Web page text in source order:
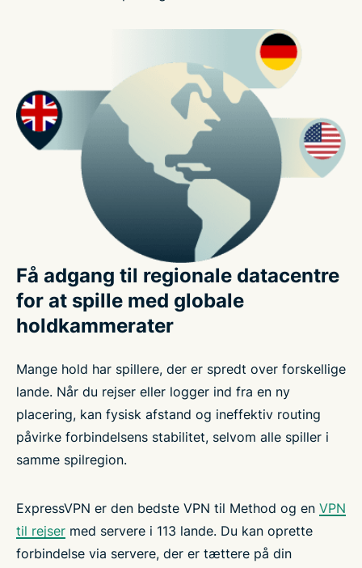
Få adgang til regionale datacentre
for at spille med globale
holdkammerater
Mange hold har spillere, der er spredt over forskellige
lande. Når du rejser eller logger ind fra en ny
placering, kan fysisk afstand og ineffektiv routing
påvirke forbindelsens stabilitet, selvom alle spiller i
samme spilregion.
ExpressVPN er den bedste VPN til Method og en VPN
til rejser med servere i 113 lande. Du kan oprette
forbindelse via servere, der er tættere på din